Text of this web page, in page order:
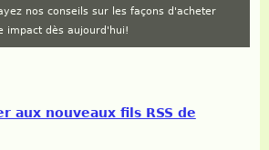
nos conseils sur les façons d'acheter
impact dès aujourd'hui!
aux nouveaux fils RSS de